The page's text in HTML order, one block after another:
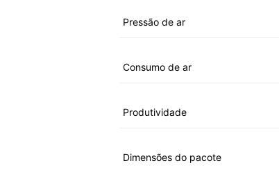
Pressão de ar
Consumo de ar
Produtividade
Dimensões do pacote